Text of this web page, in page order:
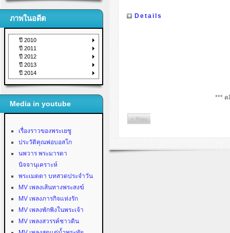
ภาพในอดีต
ปี 2010
ปี 2011
ปี 2012
ปี 2013
ปี 2014
Media in youtube
เรื่องราวของพระเยซู
ประวัติคุณพ่อบอสโก
นพวาร พระมารดา
นิจจานุเคราะห์
พระเมตตา บทสวดประจำวัน
MV เพลงเส้นทางพระสงฆ์
MV เพลงภารกิจแห่งรัก
MV เพลงพักพิงในพระเจ้า
MV เพลงสวรรค์ชาวดิน
Details
*** ค
< Prev